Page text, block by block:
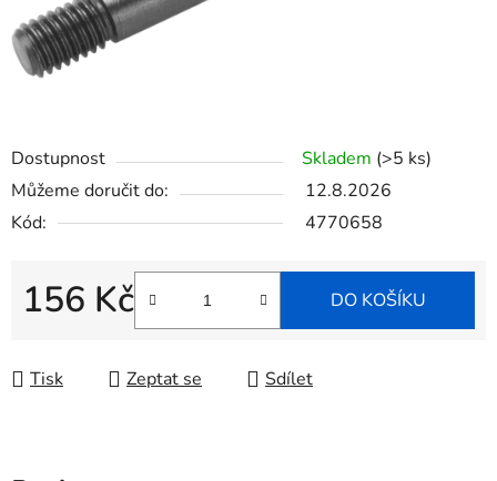
Dostupnost Skladem (>5 ks)
Můžeme doručit do:
12.8.2026
Kód:
4770658
156 Kč DO KOŠÍKU
Tisk Zeptat se Sdílet